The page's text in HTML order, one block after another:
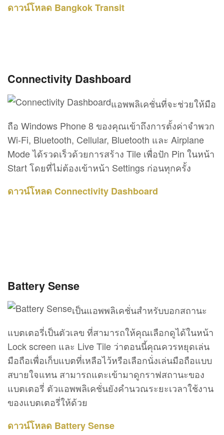
ดาวน์โหลด Bangkok Transit
Connectivity Dashboard
แอพพลิเคชั่นที่จะช่วยให้มือ
ถือ Windows Phone 8 ของคุณเข้าถึงการตั้งค่าจำพวก
Wi-Fi, Bluetooth, Cellular, Bluetooth และ Airplane
Mode ได้รวดเร็วด้วยการสร้าง Tile เพื่อปัก Pin ในหน้า
Start โดยที่ไม่ต้องเข้าหน้า Settings ก่อนทุกครั้ง
ดาวน์โหลด Connectivity Dashboard
Battery Sense
เป็นแอพพลิเคชั่นสำหรับบอกสถานะ
แบตเตอรี่เป็นตัวเลข ที่สามารถให้คุณเลือกดูได้ในหน้า
Lock screen และ Live Tile ว่าตอนนี้คุณควรหยุดเล่น
มือถือเพื่อเก็บแบตที่เหลือไว้หรือเลือกนั่งเล่นมือถือแบบ
สบายใจแทน สามารถแตะเข้ามาดูกราฟสถานะของ
แบตเตอรี่ ตัวแอพพลิเคชั่นยังคำนวณระยะเวลาใช้งาน
ของแบตเตอรี่ให้ด้วย
ดาวน์โหลด Battery Sense